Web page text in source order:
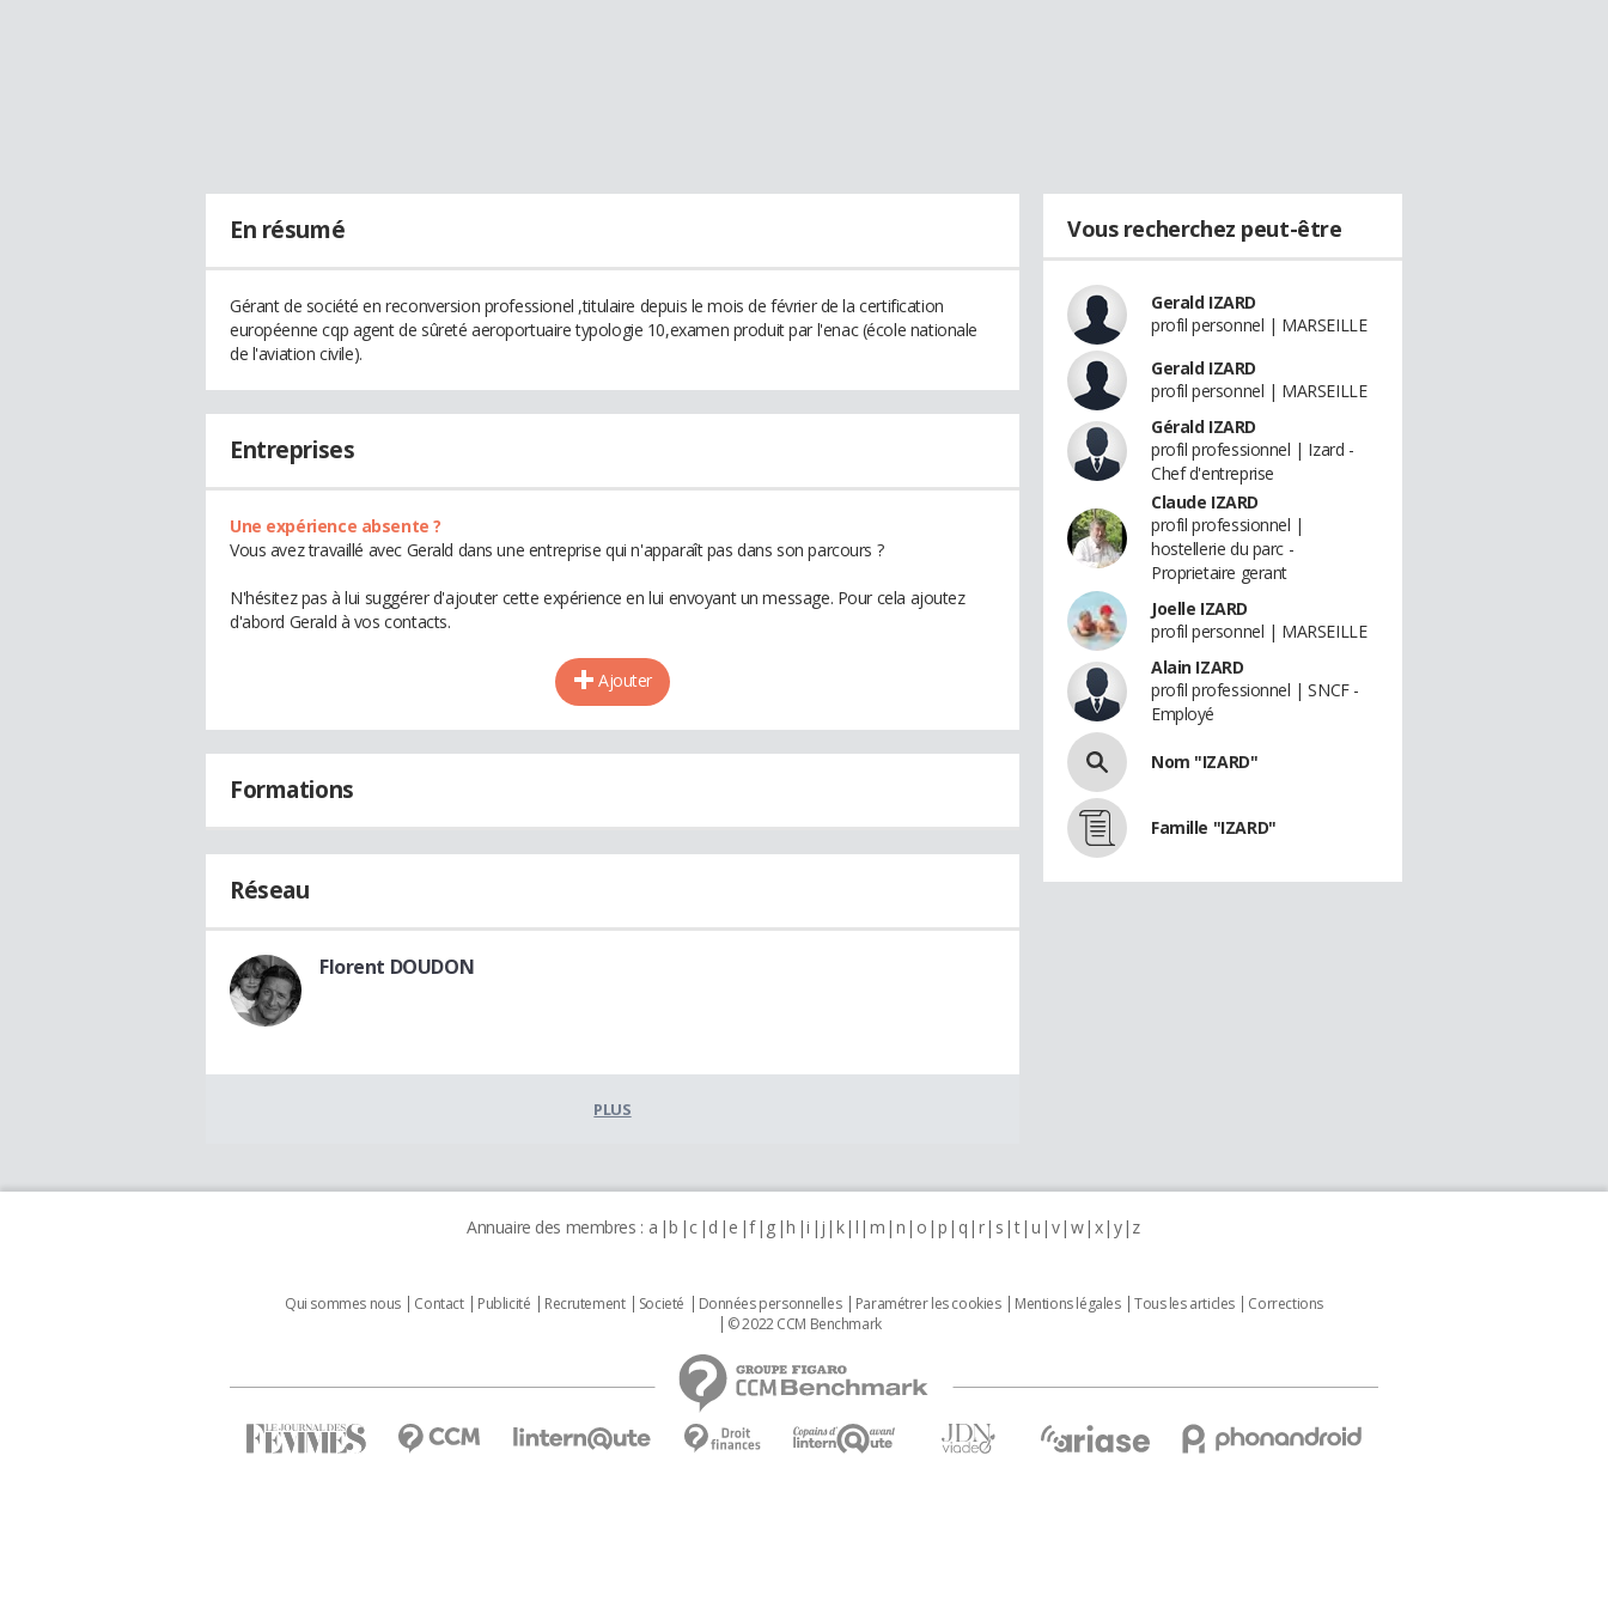
En résumé
Gérant de société en reconversion professionel ,titulaire depuis le mois de février de la certification
européenne cqp agent de sûreté aeroportuaire typologie 10,examen produit par l'enac (école nationale
de l'aviation civile).
Entreprises
Une expérience absente ?
Vous avez travaillé avec Gerald dans une entreprise qui n'apparaît pas dans son parcours ?
N'hésitez pas à lui suggérer d'ajouter cette expérience en lui envoyant un message. Pour cela ajoutez
d'abord Gerald à vos contacts.
Ajouter
Formations
Réseau
Florent DOUDON
PLUS
Vous recherchez peut-être
Gerald IZARD
profil personnel | MARSEILLE
Gerald IZARD
profil personnel | MARSEILLE
Gérald IZARD
profil professionnel | Izard -
Chef d'entreprise
Claude IZARD
profil professionnel |
hostellerie du parc -
Proprietaire gerant
Joelle IZARD
profil personnel | MARSEILLE
Alain IZARD
profil professionnel | SNCF -
Employé
Nom "IZARD"
Famille "IZARD"
Annuaire des membres : a b c d e f g h i j k l m n o p q r s t u v w x y z
Qui sommes nous Contact Publicité Recrutement Societé Données personnelles Paramétrer les cookies Mentions légales Tous les articles
Corrections
© 2022 CCM Benchmark